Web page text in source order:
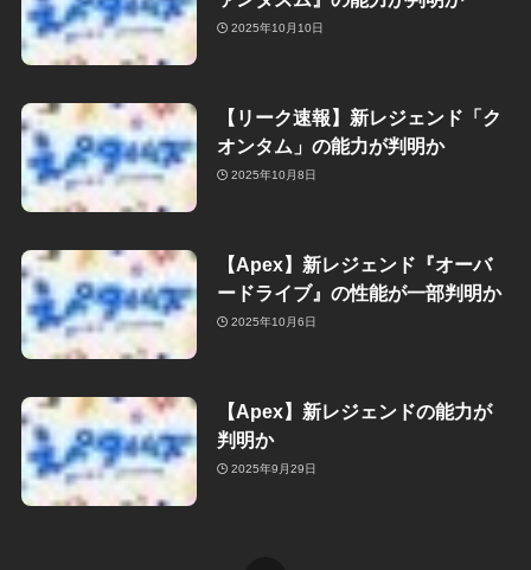
2025年10月10日
【リーク速報】新レジェンド「ク
オンタム」の能力が判明か
2025年10月8日
【Apex】新レジェンド『オーバ
ードライブ』の性能が一部判明か
2025年10月6日
【Apex】新レジェンドの能力が
判明か
2025年9月29日